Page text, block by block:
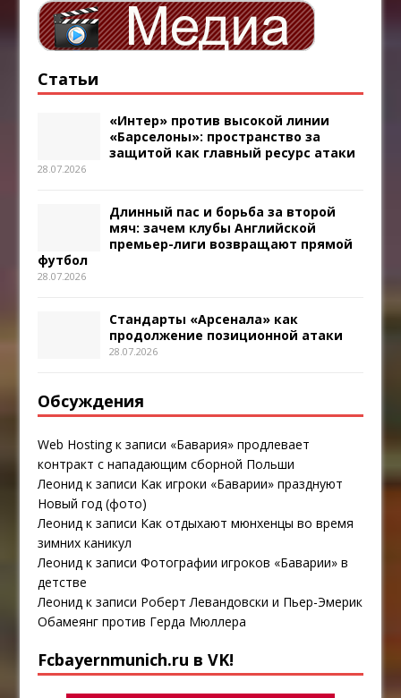
Статьи
«Интер» против высокой линии
«Барселоны»: пространство за
защитой как главный ресурс атаки
28.07.2026
Длинный пас и борьба за второй
мяч: зачем клубы Английской
премьер-лиги возвращают прямой
футбол
28.07.2026
Стандарты «Арсенала» как
продолжение позиционной атаки
28.07.2026
Обсуждения
Web Hostingк записи «Бавария» продлевает
контракт с нападающим сборной Польши
Леонид к записи Как игроки «Баварии» празднуют
Новый год (фото)
Леонид к записи Как отдыхают мюнхенцы во время
зимних каникул
Леонид к записиФотографии игроков «Баварии» в
детстве
Леонид к записи Роберт Левандовски и Пьер-Эмерик
Обамеянг против Герда Мюллера
Fcbayernmunich.ru в VK!